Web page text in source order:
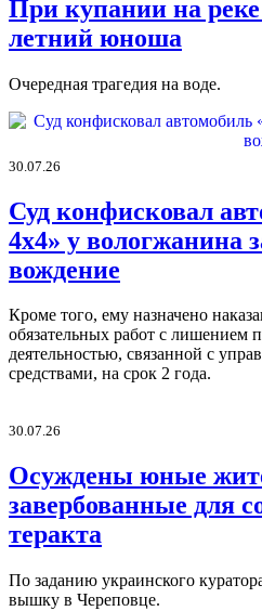
При купании на
летний юноша
Очередная трагедия на воде.
30.07.26
Суд конфисковал
4х4» у вологжанина
вождение
Кроме того, ему назначено
обязательных работ с лишением
деятельностью, связанной с
средствами, на срок 2 года.
30.07.26
Осуждены юные
завербованные для
теракта
По заданию украинского
вышку в Череповце.